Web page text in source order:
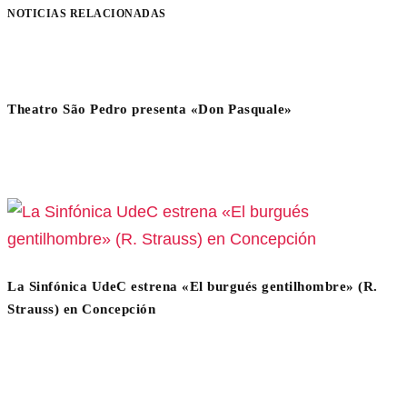
NOTICIAS RELACIONADAS
Theatro São Pedro presenta «Don Pasquale»
La Sinfónica UdeC estrena «El burgués gentilhombre» (R.
Strauss) en Concepción